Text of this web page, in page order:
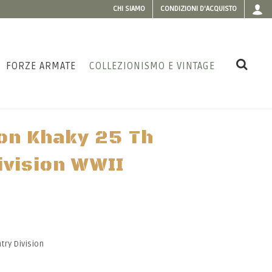
CHI SIAMO CONDIZIONI D'ACQUISTO
FORZE ARMATE COLLEZIONISMO E VINTAGE
Khaky 25 Th
WWII
Division